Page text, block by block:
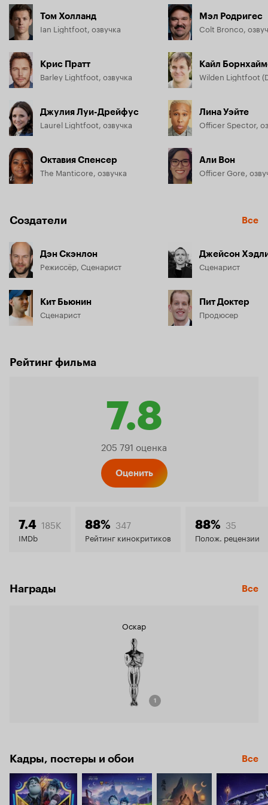
Том Холланд
Ian Lightfoot, озвучка
Крис Пратт
Barley Lightfoot, озвучка
Джулия Луи-Дрейфус
Laurel Lightfoot, озвучка
Октавия Спенсер
The Manticore, озвучка
Мэл Родригес
Colt Bronco,
Кайл
Wilden Lightfoot
Лина Уэйте
Officer Spector,
Али Вон
Officer Gore,
Создатели Все
Дэн Скэнлон
Режиссёр, Сценарист
Кит Бьюнин
Сценарист
Джейсон
Сценарист
Пит Доктер
Продюсер
Рейтинг фильма
7.8
Рейтинг
7.8
205 791 оценка
Оценить
7.4 185K
IMDb
88% 347
Рейтинг кинокритиков
88% 35
Полож. рецензии
Награды Все
Оскар
1
Кадры, постеры и обои Все